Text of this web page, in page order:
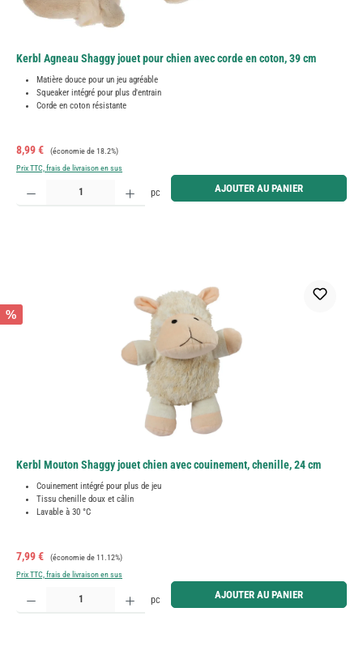
Kerbl Agneau Shaggy jouet pour chien avec corde en coton, 39 cm
Matière douce pour un jeu agréable
Squeaker intégré pour plus d'entrain
Corde en coton résistante
Prix de vente :
8,99 € Prix régulier :
(économie de 18.2%)
Prix TTC, frais de livraison en sus
Quantité de produit : Entrez la quantité souhaitée ou utilisez les boutons pour augmenter ou
pc AJOUTER AU PANIER
%
Kerbl Mouton Shaggy jouet chien avec couinement, chenille, 24 cm
Couinement intégré pour plus de jeu
Tissu chenille doux et câlin
Lavable à 30 °C
Prix de vente :
7,99 € Prix régulier :
(économie de 11.12%)
Prix TTC, frais de livraison en sus
Quantité de produit : Entrez la quantité souhaitée ou utilisez les boutons pour augmenter ou
pc AJOUTER AU PANIER